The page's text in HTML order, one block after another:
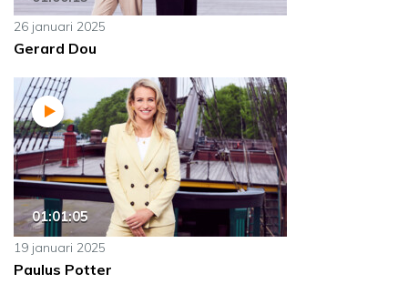
26 januari 2025
Gerard Dou
01:01:05
19 januari 2025
Paulus Potter